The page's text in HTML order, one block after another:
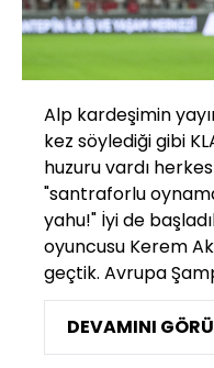
Alp kardeşimin
kez söylediği gibi
huzuru vardı
"santraforlu
yahu!" İyi de
oyuncusu Kerem
geçtik. Avrupa
DEVAMINI